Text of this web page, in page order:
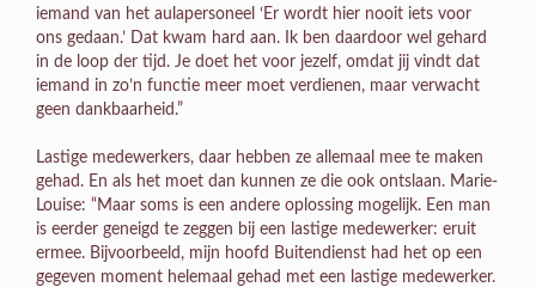
iemand van het aulapersoneel ‘Er wordt hier nooit iets voor
ons gedaan.’ Dat kwam hard aan. Ik ben daardoor wel gehard
in de loop der tijd. Je doet het voor jezelf, omdat jij vindt dat
iemand in zo’n functie meer moet verdienen, maar verwacht
geen dankbaarheid.”
Lastige medewerkers, daar hebben ze allemaal mee te maken
gehad. En als het moet dan kunnen ze die ook ontslaan. Marie-
Louise: “Maar soms is een andere oplossing mogelijk. Een man
is eerder geneigd te zeggen bij een lastige medewerker: eruit
ermee. Bijvoorbeeld, mijn hoofd Buitendienst had het op een
gegeven moment helemaal gehad met een lastige medewerker.